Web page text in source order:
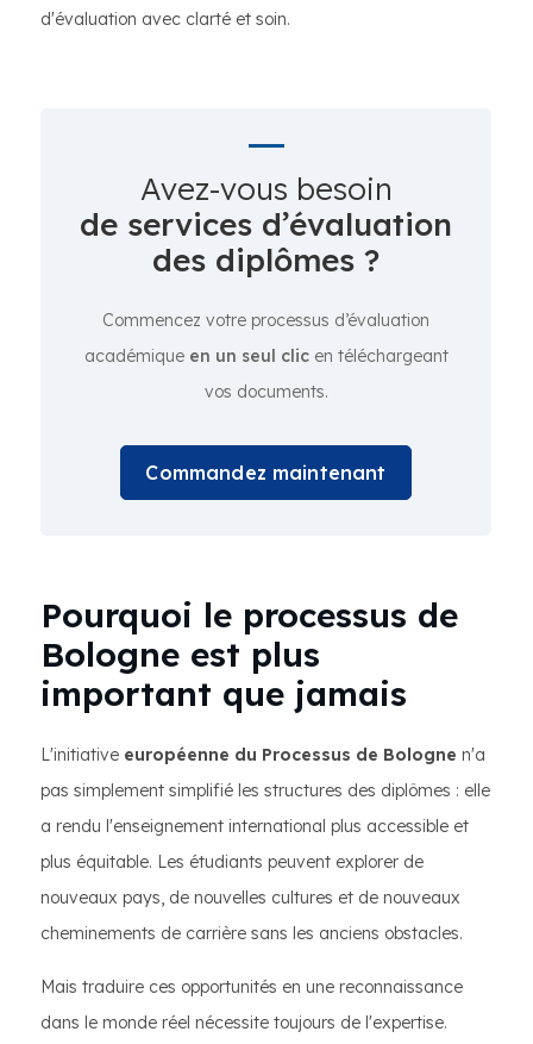
d'évaluation avec clarté et soin.
Avez-vous besoin
de services d’évaluation
des diplômes ?
Commencez votre processus d’évaluation
académiqueen un seul clicen téléchargeant
vos documents.
Commandez maintenant
Pourquoi le processus de
Bologne est plus
important que jamais
L'initiative européenne du Processus de Bologne n'a
pas simplement simplifié les structures des diplômes : elle
a rendu l'enseignement international plus accessible et
plus équitable. Les étudiants peuvent explorer de
nouveaux pays, de nouvelles cultures et de nouveaux
cheminements de carrière sans les anciens obstacles.
Mais traduire ces opportunités en une reconnaissance
dans le monde réel nécessite toujours de l'expertise.